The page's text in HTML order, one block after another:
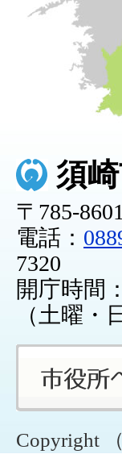
須
〒785-
電話：
7320
開庁時間
（土曜
Copyright